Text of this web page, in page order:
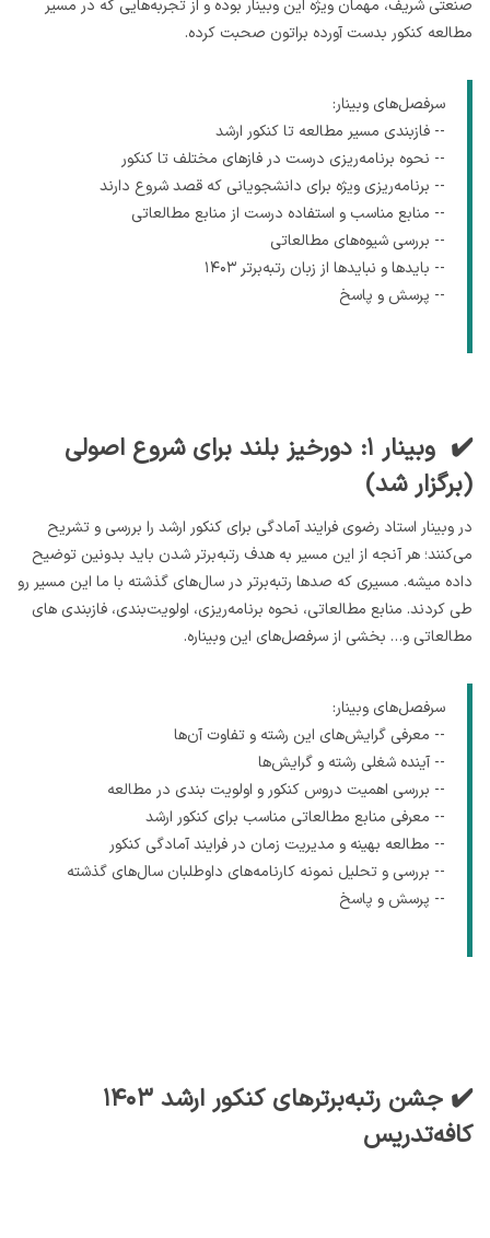
صنعتی شریف، مهمان ویژه این وبینار بوده و از تجربه‌هایی که در مسیر
مطالعه کنکور بدست آورده براتون صحبت کرده.
سرفصل‌های وبینار:
-- فازبندی مسیر مطالعه تا کنکور ارشد
-- نحوه برنامه‌ریزی درست در فازهای مختلف تا کنکور
-- برنامه‌ریزی ویژه برای دانشجویانی که قصد شروع دارند
-- منابع مناسب و استفاده درست از منابع مطالعاتی
-- بررسی شیوه‌‌های مطالعاتی
-- بایدها و نبایدها از زبان رتبه‌برتر ۱۴۰۳
-- پرسش و پاسخ
✔️ وبینار ۱: دورخیز بلند برای شروع اصولی
(برگزار شد)
در وبینار استاد رضوی فرایند آمادگی برای کنکور ارشد را بررسی و تشریح
می‌کنند؛ هر آنجه از این مسیر به هدف رتبه‌برتر شدن باید بدونین توضیح
داده میشه. مسیری که صدها رتبه‌برتر در سال‌های گذشته با ما این مسیر رو
طی کردند. منابع مطالعاتی، نحوه برنامه‌ریزی، اولویت‌بندی، فازبندی های
مطالعاتی و… بخشی از سرفصل‌های این وبیناره.
سرفصل‌های وبینار:
-- معرفی گرایش‌های این رشته و تفاوت آن‌ها
-- آینده شغلی رشته و گرایش‌ها
-- بررسی اهمیت دروس کنکور و اولویت بندی در مطالعه
-- معرفی منابع مطالعاتی مناسب برای کنکور ارشد
-- مطالعه بهینه و مدیریت زمان در فرایند آمادگی کنکور
-- بررسی و تحلیل نمونه کارنامه‌های داوطلبان سال‌های گذشته
-- پرسش و پاسخ
✔️ جشن رتبه‌برترهای کنکور ارشد ۱۴۰۳
کافه‌تدریس